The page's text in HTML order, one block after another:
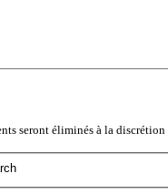
seront éliminés à la